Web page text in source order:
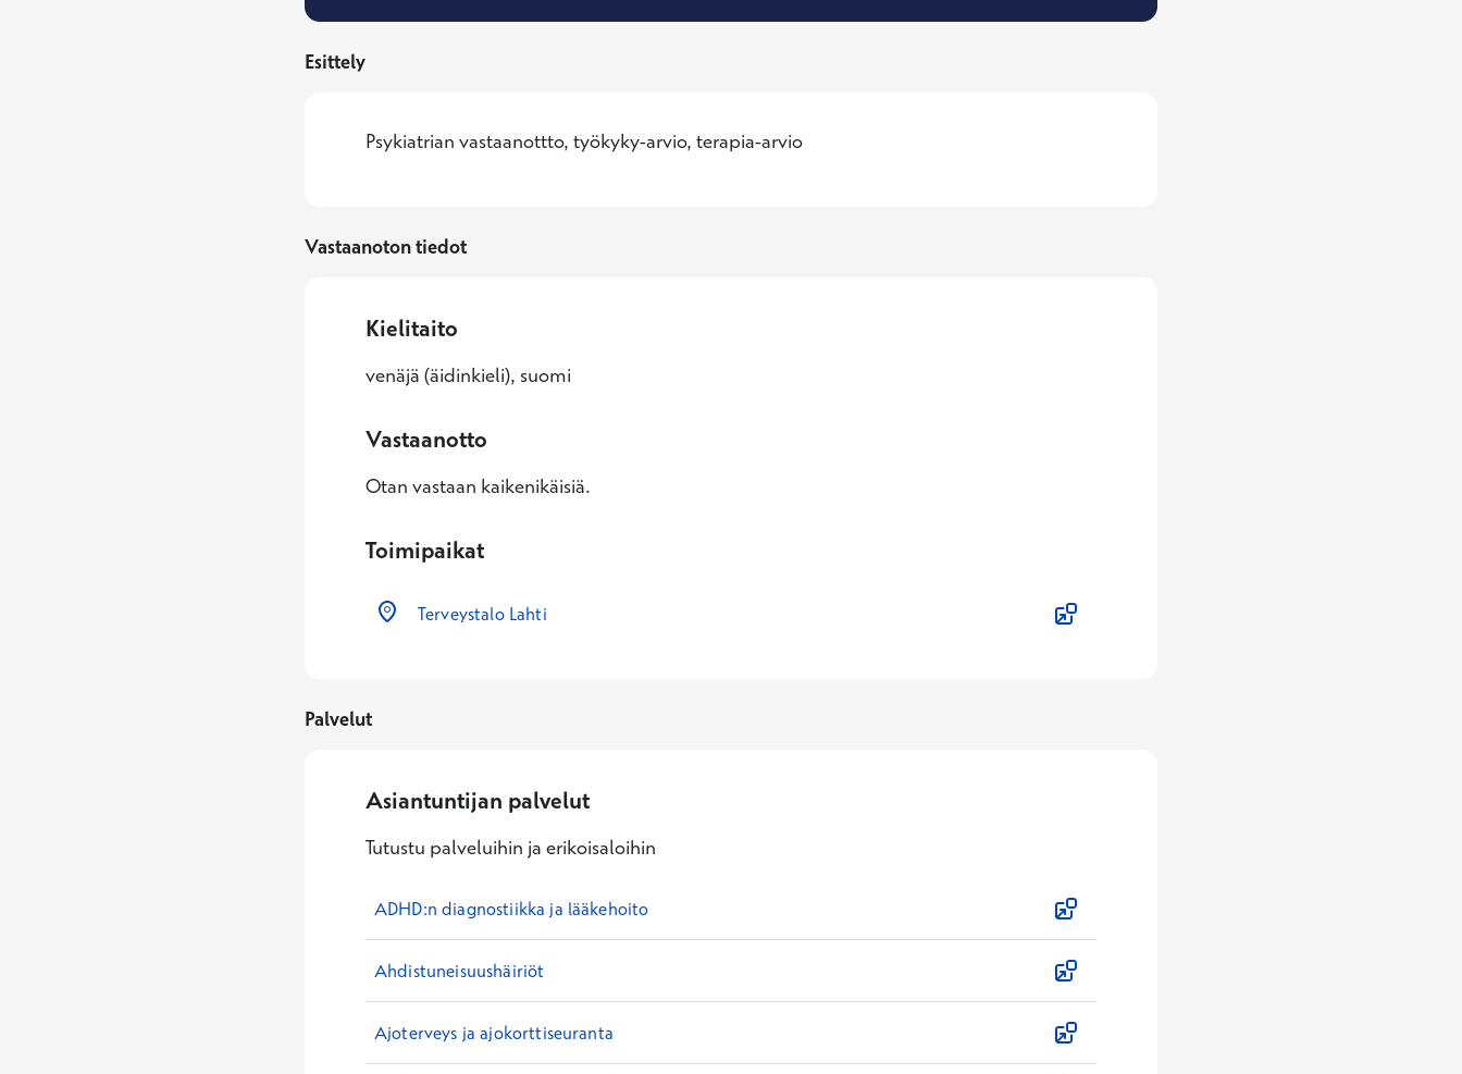
Esittely
Psykiatrian vastaanottto, työkyky-arvio, terapia-arvio
Vastaanoton tiedot
Kielitaito
venäjä (äidinkieli), suomi
Vastaanotto
Otan vastaan kaikenikäisiä.
Toimipaikat
Terveystalo Lahti
Palvelut
Asiantuntijan palvelut
Tutustu palveluihin ja erikoisaloihin
ADHD:n diagnostiikka ja lääkehoito
Ahdistuneisuushäiriöt
Ajoterveys ja ajokorttiseuranta